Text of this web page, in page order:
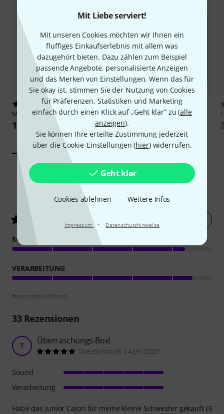
Mit Liebe serviert!
Mit unseren Cookies möchten wir Ihnen ein
fluffiges Einkaufserlebnis mit allem was
dazugehört bieten. Dazu zählen zum Beispiel
passende Angebote, personalisierte Anzeigen
und das Merken von Einstellungen. Wenn das für
Sie okay ist, stimmen Sie der Nutzung von Cookies
für Präferenzen, Statistiken und Marketing
einfach durch einen Klick auf „Geht klar“ zu (alle
anzeigen).
Sie können Ihre erteilte Zustimmung jederzeit
über die Cookie-Einstellungen (hier) widerrufen.
Geht klar
Cookies ablehnen Weitere Infos
Impressum · Datenschutzhinweise
2315
MilleniumThomann Egg Shaker
1 €
6
Alfred Music PublishingKräsch!
Bum! Bäng! Cajon Kids
16,95 €
53Kundenbewertungen
/ 5
SOUND
VERARBEITUNG
Bewertungsrichtlinien
33Rezensionen
T Überraschungs-Box!
TheaSchmidt 14.09.2020
Habe das Junior Cajon für meine kleine Schwester gekauft (3
Sound
Verarbeitung